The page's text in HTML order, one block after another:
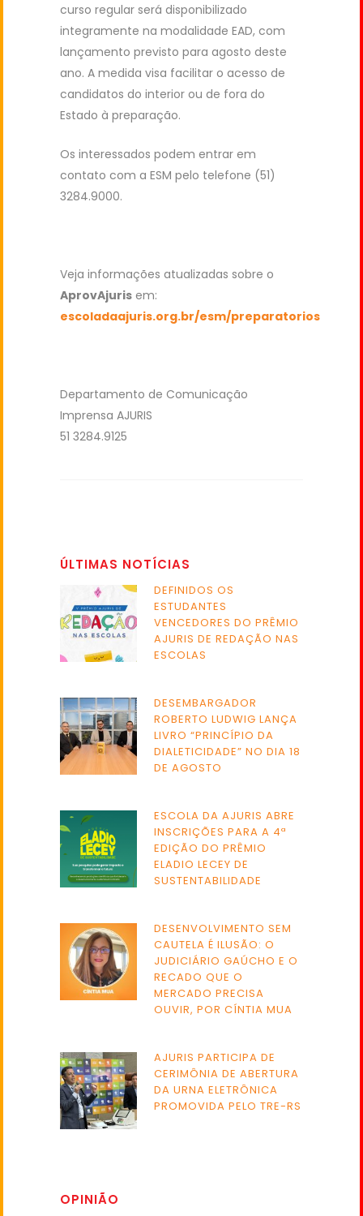
curso regular será disponibilizado
integramente na modalidade EAD, com
lançamento previsto para agosto deste
ano. A medida visa facilitar o acesso de
candidatos do interior ou de fora do
Estado à preparação.
Os interessados podem entrar em
contato com a ESM pelo telefone (51)
3284.9000.
Veja informações atualizadas sobre o
AprovAjuris em:
escoladaajuris.org.br/esm/preparatorios
Departamento de Comunicação
Imprensa AJURIS
51 3284.9125
ÚLTIMAS NOTÍCIAS
DEFINIDOS OS
ESTUDANTES
VENCEDORES DO PRÊMIO
AJURIS DE REDAÇÃO NAS
ESCOLAS
DESEMBARGADOR
ROBERTO LUDWIG LANÇA
LIVRO “PRINCÍPIO DA
DIALETICIDADE” NO DIA 18
DE AGOSTO
ESCOLA DA AJURIS ABRE
INSCRIÇÕES PARA A 4ª
EDIÇÃO DO PRÊMIO
ELADIO LECEY DE
SUSTENTABILIDADE
DESENVOLVIMENTO SEM
CAUTELA É ILUSÃO: O
JUDICIÁRIO GAÚCHO E O
RECADO QUE O
MERCADO PRECISA
OUVIR, POR CÍNTIA MUA
AJURIS PARTICIPA DE
CERIMÔNIA DE ABERTURA
DA URNA ELETRÔNICA
PROMOVIDA PELO TRE-RS
OPINIÃO